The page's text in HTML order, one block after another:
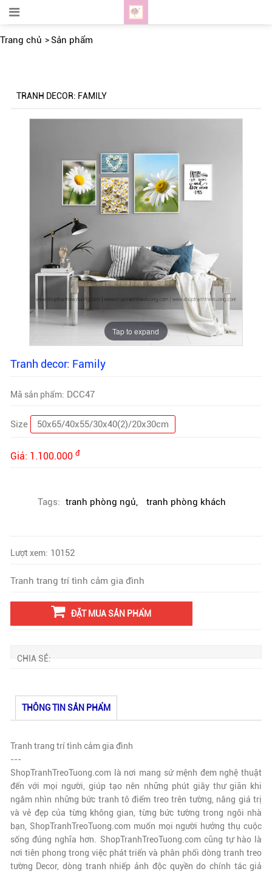
Trang chủ Sản phẩm
TRANH DECOR: FAMILY
Tap to expand
Tranh decor: Family
Mã sản phẩm: DCC47
Size 50x65/40x55/30x40(2)/20x30cm
Giá: 1.100.000 đ
Tags: tranh phòng ngủ, tranh phòng khách
Lượt xem: 10152
Tranh trang trí tình cảm gia đình
ĐẶT MUA SẢN PHẨM
CHIA SẺ:
THÔNG TIN SẢN PHẨM
Tranh trang trí tình cảm gia đình
---
ShopTranhTreoTuong.com là nơi mang sứ mệnh đem nghệ thuật
đến với mọi người, giúp tạo nên những phút giây thư giãn khi
ngắm nhìn những bức tranh tô điểm treo trên tường, nâng giá trị
và vẻ đẹp của từng không gian, từng bức tường trong ngôi nhà
bạn, ShopTranhTreoTuong.commuốn mọi người hưởng thụ cuộc
sống đúng nghĩa hơn. ShopTranhTreoTuong.comcũng tự hào là
nơi tiên phong trong việc phát triển và phân phối dòng tranh treo
tường Decor, dòng tranh nhiếp ảnh độc quyền do chính tác giả